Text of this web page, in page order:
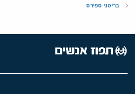
בריטני ספירס